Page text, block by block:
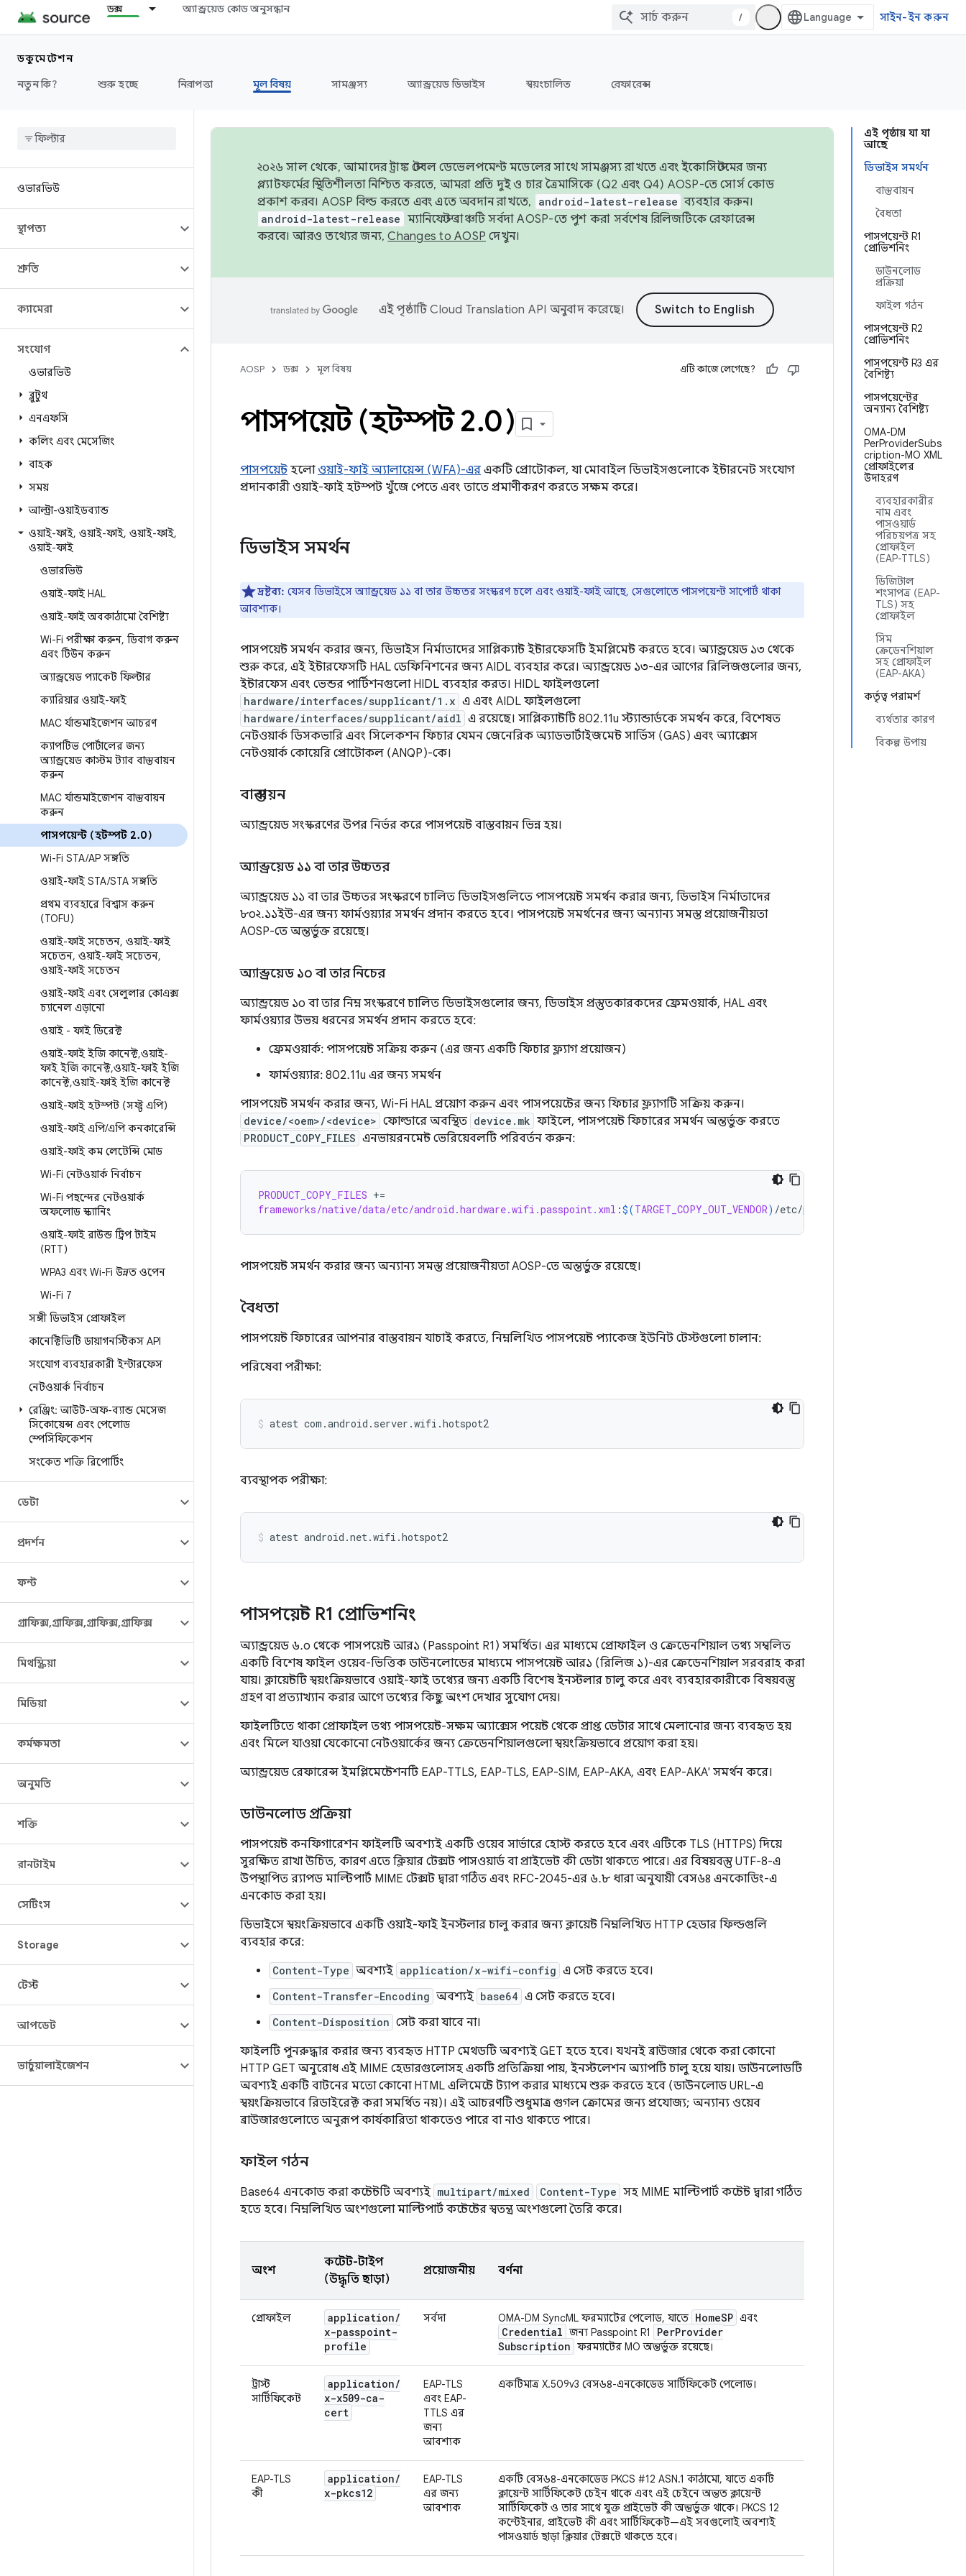
ডক্স অ্যান্ড্রয়েড কোড অনুসন্ধান
/ সাইন-ইন করুন
ডকুমেন্টেশন
নতুন কি?
শুরু হচ্ছে নিরাপত্তা মূল বিষয় সামঞ্জস্য অ্যান্ড্রয়েড ডিভাইস স্বয়ংচালিত রেফারেন্স
ওভারভিউ
স্থাপত্য
শ্রুতি
ক্যামেরা
সংযোগ
ওভারভিউ
ব্লুটুথ
এনএফসি
কলিং এবং মেসেজিং
বাহক
সময়
আল্ট্রা-ওয়াইডব্যান্ড
ওয়াই-ফাই, ওয়াই-ফাই, ওয়াই-ফাই,
ওয়াই-ফাই
ওভারভিউ
ওয়াই-ফাই HAL
ওয়াই-ফাই অবকাঠামো বৈশিষ্ট্য
Wi-Fi পরীক্ষা করুন, ডিবাগ করুন
এবং টিউন করুন
অ্যান্ড্রয়েড প্যাকেট ফিল্টার
ক্যারিয়ার ওয়াই-ফাই
MAC র্যান্ডমাইজেশন আচরণ
ক্যাপটিভ পোর্টালের জন্য
অ্যান্ড্রয়েড কাস্টম ট্যাব বাস্তবায়ন
করুন
MAC র্যান্ডমাইজেশন বাস্তবায়ন
করুন
পাসপয়েন্ট (হটস্পট 2.0)
Wi-Fi STA/AP সঙ্গতি
ওয়াই-ফাই STA/STA সঙ্গতি
প্রথম ব্যবহারে বিশ্বাস করুন
(TOFU)
ওয়াই-ফাই সচেতন, ওয়াই-ফাই
সচেতন, ওয়াই-ফাই সচেতন,
ওয়াই-ফাই সচেতন
ওয়াই-ফাই এবং সেলুলার কোএক্স
চ্যানেল এড়ানো
ওয়াই - ফাই ডিরেক্ট
ওয়াই-ফাই ইজি কানেক্ট,ওয়াই-
ফাই ইজি কানেক্ট,ওয়াই-ফাই ইজি
কানেক্ট,ওয়াই-ফাই ইজি কানেক্ট
ওয়াই-ফাই হটস্পট (সফ্ট এপি)
ওয়াই-ফাই এপি/এপি কনকারেন্সি
ওয়াই-ফাই কম লেটেন্সি মোড
Wi-Fi নেটওয়ার্ক নির্বাচন
Wi-Fi পছন্দের নেটওয়ার্ক
অফলোড স্ক্যানিং
ওয়াই-ফাই রাউন্ড ট্রিপ টাইম
(RTT)
WPA3 এবং Wi-Fi উন্নত ওপেন
Wi-Fi 7
সঙ্গী ডিভাইস প্রোফাইল
কানেক্টিভিটি ডায়াগনস্টিকস API
সংযোগ ব্যবহারকারী ইন্টারফেস
নেটওয়ার্ক নির্বাচন
রেঞ্জিং: আউট-অফ-ব্যান্ড মেসেজ
সিকোয়েন্স এবং পেলোড
স্পেসিফিকেশন
সংকেত শক্তি রিপোর্টিং
ডেটা
প্রদর্শন
ফন্ট
গ্রাফিক্স,গ্রাফিক্স,গ্রাফিক্স,গ্রাফিক্স
মিথস্ক্রিয়া
মিডিয়া
কর্মক্ষমতা
অনুমতি
শক্তি
রানটাইম
সেটিংস
Storage
টেস্ট
আপডেট
ভার্চুয়ালাইজেশন
এই পৃষ্ঠায় যা যা
আছে
ডিভাইস সমর্থন
বাস্তবায়ন
বৈধতা
পাসপয়েন্ট R1
প্রোভিশনিং
ডাউনলোড
প্রক্রিয়া
ফাইল গঠন
পাসপয়েন্ট R2
প্রোভিশনিং
পাসপয়েন্ট R3 এর
বৈশিষ্ট্য
পাসপয়েন্টের
অন্যান্য বৈশিষ্ট্য
OMA-DM
PerProviderSubs
cription-MO XML
প্রোফাইলের
উদাহরণ
ব্যবহারকারীর
নাম এবং
পাসওয়ার্ড
পরিচয়পত্র সহ
প্রোফাইল
(EAP-TTLS)
ডিজিটাল
শংসাপত্র (EAP-
TLS) সহ
প্রোফাইল
সিম
ক্রেডেনশিয়াল
সহ প্রোফাইল
(EAP-AKA)
কর্তৃত্ব পরামর্শ
ব্যর্থতার কারণ
বিকল্প উপায়
২০২৬ সাল থেকে, আমাদের ট্রাঙ্ক স্টেবল ডেভেলপমেন্ট মডেলের সাথে সামঞ্জস্য রাখতে এবং ইকোসিস্টেমের জন্য
প্ল্যাটফর্মের স্থিতিশীলতা নিশ্চিত করতে, আমরা প্রতি দুই ও চার ত্রৈমাসিকে (Q2 এবং Q4) AOSP-তে সোর্স কোড
প্রকাশ করব। AOSP বিল্ড করতে এবং এতে অবদান রাখতে,
android-latest-release ব্যবহার করুন।
android-latest-release ম্যানিফেস্ট ব্রাঞ্চটি সর্বদা AOSP-তে পুশ করা সর্বশেষ রিলিজটিকে রেফারেন্স
করবে। আরও তথ্যের জন্য,Changes to AOSP দেখুন।
এই পৃষ্ঠাটিCloud Translation API অনুবাদ করেছে।
AOSP ডক্স মূল বিষয় এটি কাজে লেগেছে?
পাসপয়েন্ট (হটস্পট 2.0)
পাসপয়েন্ট হলো ওয়াই-ফাই অ্যালায়েন্স (WFA)-এর একটি প্রোটোকল, যা মোবাইল ডিভাইসগুলোকে ইন্টারনেট সংযোগ
প্রদানকারী ওয়াই-ফাই হটস্পট খুঁজে পেতে এবং তাতে প্রমাণীকরণ করতে সক্ষম করে।
ডিভাইস সমর্থন
দ্রষ্টব্য: যেসব ডিভাইসে অ্যান্ড্রয়েড ১১ বা তার উচ্চতর সংস্করণ চলে এবং ওয়াই-ফাই আছে, সেগুলোতে পাসপয়েন্ট সাপোর্ট থাকা
আবশ্যক।
পাসপয়েন্ট সমর্থন করার জন্য, ডিভাইস নির্মাতাদের সাপ্লিক্যান্ট ইন্টারফেসটি ইমপ্লিমেন্ট করতে হবে। অ্যান্ড্রয়েড ১৩ থেকে
শুরু করে, এই ইন্টারফেসটি HAL ডেফিনিশনের জন্য AIDL ব্যবহার করে। অ্যান্ড্রয়েড ১৩-এর আগের রিলিজগুলোর জন্য,
ইন্টারফেস এবং ভেন্ডর পার্টিশনগুলো HIDL ব্যবহার করত। HIDL ফাইলগুলো
hardware/interfaces/supplicant/1.x এ এবং AIDL ফাইলগুলো
hardware/interfaces/supplicant/aidl এ রয়েছে। সাপ্লিক্যান্টটি 802.11u স্ট্যান্ডার্ডকে সমর্থন করে, বিশেষত
নেটওয়ার্ক ডিসকভারি এবং সিলেকশন ফিচার যেমন জেনেরিক অ্যাডভার্টাইজমেন্ট সার্ভিস (GAS) এবং অ্যাক্সেস
নেটওয়ার্ক কোয়েরি প্রোটোকল (ANQP)-কে।
বাস্তবায়ন
অ্যান্ড্রয়েড সংস্করণের উপর নির্ভর করে পাসপয়েন্ট বাস্তবায়ন ভিন্ন হয়।
অ্যান্ড্রয়েড ১১ বা তার উচ্চতর
অ্যান্ড্রয়েড ১১ বা তার উচ্চতর সংস্করণে চালিত ডিভাইসগুলিতে পাসপয়েন্ট সমর্থন করার জন্য, ডিভাইস নির্মাতাদের
৮০২.১১ইউ-এর জন্য ফার্মওয়্যার সমর্থন প্রদান করতে হবে। পাসপয়েন্ট সমর্থনের জন্য অন্যান্য সমস্ত প্রয়োজনীয়তা
AOSP-তে অন্তর্ভুক্ত রয়েছে।
অ্যান্ড্রয়েড ১০ বা তার নিচের
অ্যান্ড্রয়েড ১০ বা তার নিম্ন সংস্করণে চালিত ডিভাইসগুলোর জন্য, ডিভাইস প্রস্তুতকারকদের ফ্রেমওয়ার্ক, HAL এবং
ফার্মওয়্যার উভয় ধরনের সমর্থন প্রদান করতে হবে:
ফ্রেমওয়ার্ক: পাসপয়েন্ট সক্রিয় করুন (এর জন্য একটি ফিচার ফ্ল্যাগ প্রয়োজন)
ফার্মওয়্যার: 802.11u এর জন্য সমর্থন
পাসপয়েন্ট সমর্থন করার জন্য, Wi-Fi HAL প্রয়োগ করুন এবং পাসপয়েন্টের জন্য ফিচার ফ্ল্যাগটি সক্রিয় করুন।
device/<oem>/<device> ফোল্ডারে অবস্থিত device.mk ফাইলে, পাসপয়েন্ট ফিচারের সমর্থন অন্তর্ভুক্ত করতে
PRODUCT_COPY_FILES এনভায়রনমেন্ট ভেরিয়েবলটি পরিবর্তন করুন:
PRODUCT_COPY_FILES +=
frameworks/native/data/etc/android.hardware.wifi.passpoint.xml :$(TARGET_COPY_OUT_VENDOR) /etc/permissions
পাসপয়েন্ট সমর্থন করার জন্য অন্যান্য সমস্ত প্রয়োজনীয়তা AOSP-তে অন্তর্ভুক্ত রয়েছে।
বৈধতা
পাসপয়েন্ট ফিচারের আপনার বাস্তবায়ন যাচাই করতে, নিম্নলিখিত পাসপয়েন্ট প্যাকেজ ইউনিট টেস্টগুলো চালান:
পরিষেবা পরীক্ষা:
atest com.android.server.wifi.hotspot2
ব্যবস্থাপক পরীক্ষা:
atest android.net.wifi.hotspot2
পাসপয়েন্ট R1 প্রোভিশনিং
অ্যান্ড্রয়েড ৬.০ থেকে পাসপয়েন্ট আর১ (Passpoint R1) সমর্থিত। এর মাধ্যমে প্রোফাইল ও ক্রেডেনশিয়াল তথ্য সম্বলিত
একটি বিশেষ ফাইল ওয়েব-ভিত্তিক ডাউনলোডের মাধ্যমে পাসপয়েন্ট আর১ (রিলিজ ১)-এর ক্রেডেনশিয়াল সরবরাহ করা
যায়। ক্লায়েন্টটি স্বয়ংক্রিয়ভাবে ওয়াই-ফাই তথ্যের জন্য একটি বিশেষ ইনস্টলার চালু করে এবং ব্যবহারকারীকে বিষয়বস্তু
গ্রহণ বা প্রত্যাখ্যান করার আগে তথ্যের কিছু অংশ দেখার সুযোগ দেয়।
ফাইলটিতে থাকা প্রোফাইল তথ্য পাসপয়েন্ট-সক্ষম অ্যাক্সেস পয়েন্ট থেকে প্রাপ্ত ডেটার সাথে মেলানোর জন্য ব্যবহৃত হয়
এবং মিলে যাওয়া যেকোনো নেটওয়ার্কের জন্য ক্রেডেনশিয়ালগুলো স্বয়ংক্রিয়ভাবে প্রয়োগ করা হয়।
অ্যান্ড্রয়েড রেফারেন্স ইমপ্লিমেন্টেশনটি EAP-TTLS, EAP-TLS, EAP-SIM, EAP-AKA, এবং EAP-AKA' সমর্থন করে।
ডাউনলোড প্রক্রিয়া
পাসপয়েন্ট কনফিগারেশন ফাইলটি অবশ্যই একটি ওয়েব সার্ভারে হোস্ট করতে হবে এবং এটিকে TLS (HTTPS) দিয়ে
সুরক্ষিত রাখা উচিত, কারণ এতে ক্লিয়ার টেক্সট পাসওয়ার্ড বা প্রাইভেট কী ডেটা থাকতে পারে। এর বিষয়বস্তু UTF-8-এ
উপস্থাপিত র‍্যাপড মাল্টিপার্ট MIME টেক্সট দ্বারা গঠিত এবং RFC-2045-এর ৬.৮ ধারা অনুযায়ী বেস৬৪ এনকোডিং-এ
এনকোড করা হয়।
ডিভাইসে স্বয়ংক্রিয়ভাবে একটি ওয়াই-ফাই ইনস্টলার চালু করার জন্য ক্লায়েন্ট নিম্নলিখিত HTTP হেডার ফিল্ডগুলি
ব্যবহার করে:
Content-Type অবশ্যই application/x-wifi-config এ সেট করতে হবে।
Content-Transfer-Encoding অবশ্যই base64 এ সেট করতে হবে।
Content-Disposition সেট করা যাবে না।
ফাইলটি পুনরুদ্ধার করার জন্য ব্যবহৃত HTTP মেথডটি অবশ্যই GET হতে হবে। যখনই ব্রাউজার থেকে করা কোনো
HTTP GET অনুরোধ এই MIME হেডারগুলোসহ একটি প্রতিক্রিয়া পায়, ইনস্টলেশন অ্যাপটি চালু হয়ে যায়। ডাউনলোডটি
অবশ্যই একটি বাটনের মতো কোনো HTML এলিমেন্টে ট্যাপ করার মাধ্যমে শুরু করতে হবে (ডাউনলোড URL-এ
স্বয়ংক্রিয়ভাবে রিডাইরেক্ট করা সমর্থিত নয়)। এই আচরণটি শুধুমাত্র গুগল ক্রোমের জন্য প্রযোজ্য; অন্যান্য ওয়েব
ব্রাউজারগুলোতে অনুরূপ কার্যকারিতা থাকতেও পারে বা নাও থাকতে পারে।
ফাইল গঠন
Base64 এনকোড করা কন্টেন্টটি অবশ্যই multipart/mixed Content-Type সহ MIME মাল্টিপার্ট কন্টেন্ট দ্বারা গঠিত
হতে হবে। নিম্নলিখিত অংশগুলো মাল্টিপার্ট কন্টেন্টের স্বতন্ত্র অংশগুলো তৈরি করে।
অংশ
কন্টেন্ট-টাইপ
(উদ্ধৃতি ছাড়া)
প্রয়োজনীয় বর্ণনা
প্রোফাইল application/
x-passpoint-
profile
সর্বদা OMA-DM SyncML ফরম্যাটের পেলোড, যাতে HomeSP এবং
Credential জন্য Passpoint R1 PerProvider
Subscription ফরম্যাটের MO অন্তর্ভুক্ত রয়েছে।
ট্রাস্ট
সার্টিফিকেট
application/
x-x509-ca-
cert
EAP-TLS
এবং EAP-
TTLS এর
জন্য
আবশ্যক
একটিমাত্র X.509v3 বেস৬৪-এনকোডেড সার্টিফিকেট পেলোড।
EAP-TLS
কী
application/
x-pkcs12
EAP-TLS
এর জন্য
আবশ্যক
একটি বেস৬৪-এনকোডেড PKCS #12 ASN.1 কাঠামো, যাতে একটি
ক্লায়েন্ট সার্টিফিকেট চেইন থাকে এবং এই চেইনে অন্তত ক্লায়েন্ট
সার্টিফিকেট ও তার সাথে যুক্ত প্রাইভেট কী অন্তর্ভুক্ত থাকে। PKCS 12
কন্টেইনার, প্রাইভেট কী এবং সার্টিফিকেট—এই সবগুলোই অবশ্যই
পাসওয়ার্ড ছাড়া ক্লিয়ার টেক্সটে থাকতে হবে।